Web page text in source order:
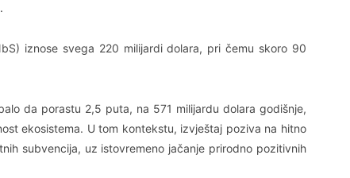
iznose svega 220 milijardi dolara, pri čemu skoro 90
da porastu 2,5 puta, na 571 milijardu dolara godišnje,
ekosistema. U tom kontekstu, izvještaj poziva na hitno
subvencija, uz istovremeno jačanje prirodno pozitivnih